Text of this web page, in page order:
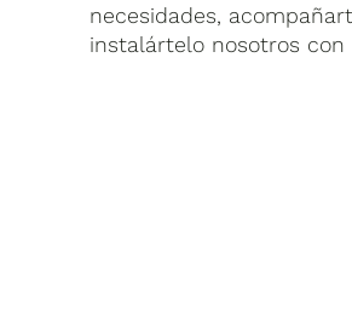
necesidades,
instalártelo nosotros